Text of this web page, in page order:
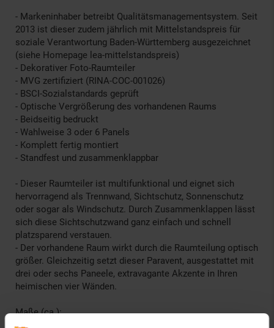
- Markeninhaber betreibt Qualitätsmanagementsystem. Seit
2013 ist dieser zudem jährlich mit Mittelstandspreis für
soziale Verantwortung Baden-Württemberg ausgezeichnet
(siehe Homepage lea-mittelstandspreis)
- Dekorativer Foto-Raumteiler
- MVG zertifiziert (RINA-COC-001026)
- BSCI-Sozialstandards geprüft
- Optische Vergrößerung des vorhandenen Raums
- Beidseitig bedruckt
- Wahlweise 3 oder 6 Panels
- Komplett fertig montiert
- Standfest und zusammenklappbar
- Dieser Raumteiler ist multifunktional und eignet sich
hervorragend als Trennwand, Sichtschutz, Sonnenschutz
oder sogar als Windschutz. Durch Zusammenklappen lässt
sich diese Sichtschutzwand ganz einfach und schnell
platzsparend verstauen.
- Der vorhandene Raum wirkt durch die Raumteilung optisch
größer. Gleichzeitig setzt dieser Paravent, ausgestattet mit
drei oder sechs Paneele, extravagante Akzente in Ihren
heimischen vier Wänden.
Maße (ca.):
Höhe: 180 cm